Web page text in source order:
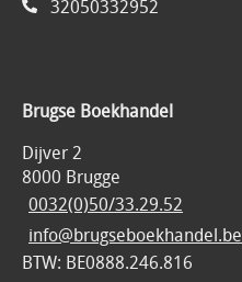
32050332952
Brugse Boekhandel
Dijver 2
8000 Brugge
0032(0)50/33.29.52
info@brugseboekhandel.be
BTW: BE0888.246.816